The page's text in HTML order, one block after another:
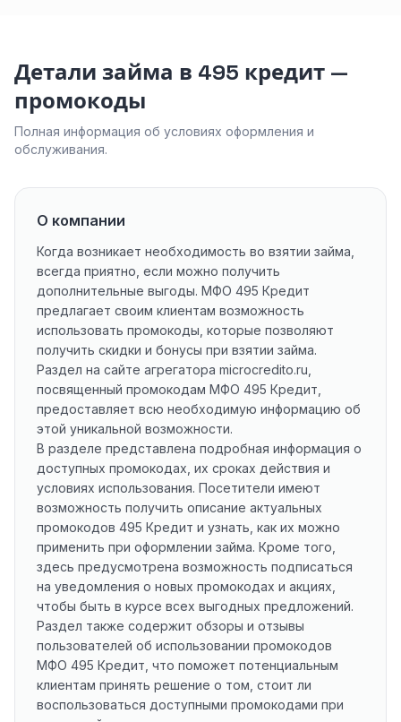
Детали займа в 495 кредит —
промокоды
Полная информация об условиях оформления и
обслуживания.
О компании
Когда возникает необходимость во взятии займа,
всегда приятно, если можно получить
дополнительные выгоды. МФО 495 Кредит
предлагает своим клиентам возможность
использовать промокоды, которые позволяют
получить скидки и бонусы при взятии займа.
Раздел на сайте агрегатора microcredito.ru,
посвященный промокодам МФО 495 Кредит,
предоставляет всю необходимую информацию об
этой уникальной возможности.
В разделе представлена подробная информация о
доступных промокодах, их сроках действия и
условиях использования. Посетители имеют
возможность получить описание актуальных
промокодов 495 Кредит и узнать, как их можно
применить при оформлении займа. Кроме того,
здесь предусмотрена возможность подписаться
на уведомления о новых промокодах и акциях,
чтобы быть в курсе всех выгодных предложений.
Раздел также содержит обзоры и отзывы
пользователей об использовании промокодов
МФО 495 Кредит, что поможет потенциальным
клиентам принять решение о том, стоит ли
воспользоваться доступными промокодами при